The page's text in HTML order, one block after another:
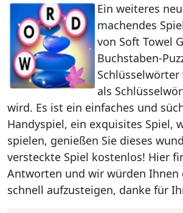
Ein weiteres
machendes
von Soft Towel
Buchstaben-
als
wird. Es ist ein einfaches und
Handyspiel, ein exquisites Spiel,
spielen, genießen Sie dieses
versteckte Spiel kostenlos! Hier
Antworten und wir würden Ihnen
schnell aufzusteigen, danke für